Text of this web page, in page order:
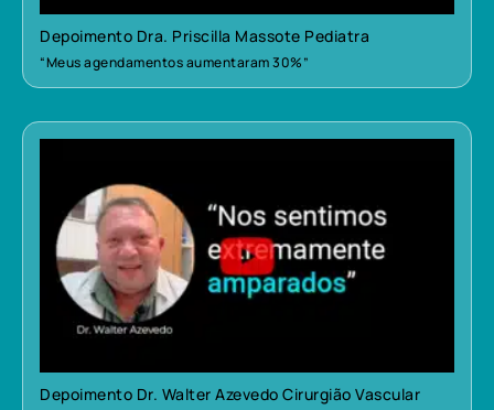
Depoimento Dra. Priscilla Massote Pediatra
“Meus agendamentos aumentaram 30%”
Depoimento Dr. Walter Azevedo Cirurgião Vascular